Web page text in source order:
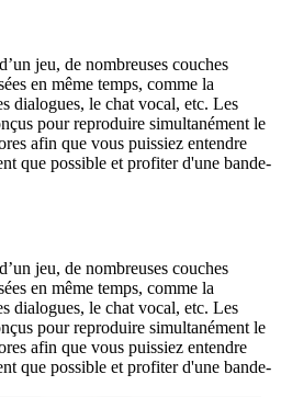
jeu, de nombreuses couches
en même temps, comme la
dialogues, le chat vocal, etc. Les
pour reproduire simultanément le
afin que vous puissiez entendre
que possible et profiter d'une bande-
jeu, de nombreuses couches
en même temps, comme la
dialogues, le chat vocal, etc. Les
pour reproduire simultanément le
afin que vous puissiez entendre
que possible et profiter d'une bande-